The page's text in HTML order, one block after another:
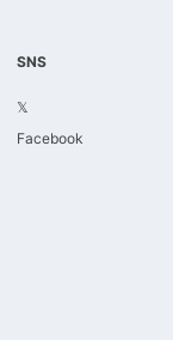
SNS
𝕏
Facebook